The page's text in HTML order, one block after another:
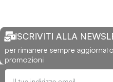
ISCRIVITI ALLA
per rimanere sempre
promozioni